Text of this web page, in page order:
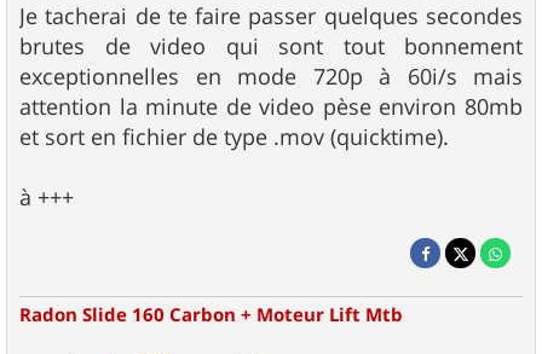
Je tacherai de te faire passer quelques secondes
brutes de video qui sont tout bonnement
exceptionnelles en mode 720p à 60i/s mais
attention la minute de video pèse environ 80mb
et sort en fichier de type .mov (quicktime).
à +++
Radon Slide 160 Carbon + Moteur Lift Mtb